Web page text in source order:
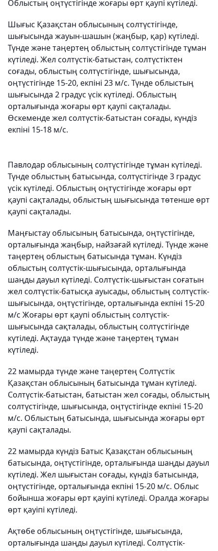
Облыстың оңтүстігінде жоғары өрт қаупі күтіледі.
Шығыс Қазақстан облысының солтүстігінде,
шығысында жауын-шашын (жаңбыр, қар) күтіледі.
Түнде және таңертең облыстың солтүстігінде тұман
күтіледі. Жел солтүстік-батыстан, солтүстіктен
соғады, облыстың солтүстігінде, шығысында,
оңтүстігінде 15-20, екпіні 23 м/с. Түнде облыстың
шығысында 2 градус үсік күтіледі. Облыстың
орталығында жоғары өрт қаупі сақталады.
Өскеменде жел солтүстік-батыстан соғады, күндіз
екпіні 15-18 м/с.
Павлодар облысының солтүстігінде тұман күтіледі.
Түнде облыстың батысында, солтүстігінде 3 градус
үсік күтіледі. Облыстың оңтүстігінде жоғары өрт
қаупі сақталады, облыстың шығысында төтенше өрт
қаупі сақталады.
Маңғыстау облысының батысында, оңтүстігінде,
орталығында жаңбыр, найзағай күтіледі. Түнде және
таңертең облыстың батысында тұман. Күндіз
облыстың солтүстік-шығысында, орталығында
шаңды дауыл күтіледі. Солтүстік-шығыстан соғатын
жел солтүстік-батысқа ауысады, облыстың солтүстік-
шығысында, оңтүстігінде, орталығында екпіні 15-20
м/с Жоғары өрт қаупі облыстың солтүстік-
шығысында сақталады, облыстың солтүстігінде
күтіледі. Ақтауда түнде және таңертең тұман
күтіледі.
22 мамырда түнде және таңертең Солтүстік
Қазақстан облысының батысында тұман күтіледі.
Солтүстік-батыстан, батыстан жел соғады, облыстың
солтүстігінде, шығысында, оңтүстігінде екпіні 15-20
м/с. Облыстың батысында, шығысында жоғары өрт
қаупі сақталады.
22 мамырда күндіз Батыс Қазақстан облысының
батысында, оңтүстігінде, орталығында шаңды дауыл
күтіледі. Жел шығыстан соғады, күндіз батысында,
оңтүстігінде, орталығында екпіні 15-20 м/с. Облыс
бойынша жоғары өрт қауіпі күтіледі. Оралда жоғары
өрт қауіпі күтіледі.
Ақтөбе облысының оңтүстігінде, шығысында,
орталығында шаңды дауыл күтіледі. Солтүстік-